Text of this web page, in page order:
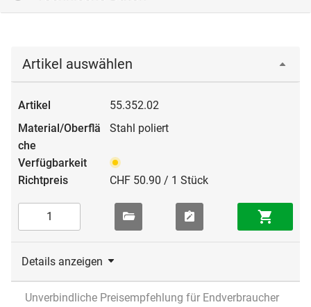
Artikel auswählen
55.352.02
Stahl poliert
CHF 50.90 / 1 Stück
Details anzeigen
Unverbindliche Preisempfehlung für Endverbraucher